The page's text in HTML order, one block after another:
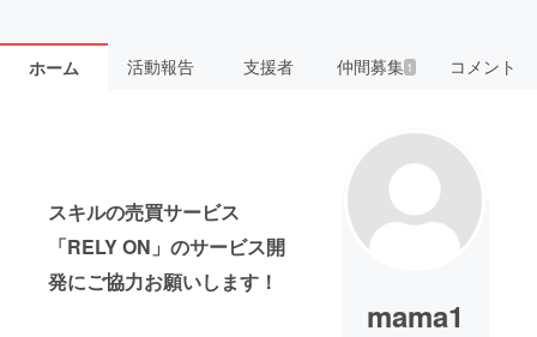
ホーム 活動報告 支援者 仲間募集 1 コメント
スキルの売買サービス
「RELY ON」のサービス開
発にご協力お願いします！
mama1